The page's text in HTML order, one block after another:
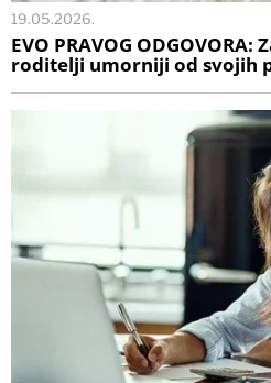
19.05.2026.
EVO PRAVOG ODGOVORA:
roditelji umorniji od svojih